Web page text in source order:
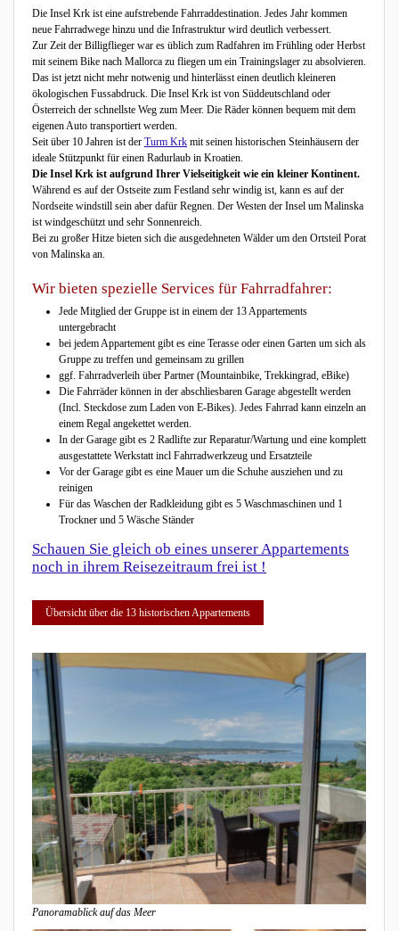
Die Insel Krk ist eine aufstrebende Fahrraddestination. Jedes Jahr kommen
neue Fahrradwege hinzu und die Infrastruktur wird deutlich verbessert.
Zur Zeit der Billigflieger war es üblich zum Radfahren im Frühling oder Herbst
mit seinem Bike nach Mallorca zu fliegen um ein Trainingslager zu absolvieren.
Das ist jetzt nicht mehr notwenig und hinterlässt einen deutlich kleineren
ökologischen Fussabdruck. Die Insel Krk ist von Süddeutschland oder
Österreich der schnellste Weg zum Meer. Die Räder können bequem mit dem
eigenen Auto transportiert werden.
Seit über 10 Jahren ist der Turm Krk mit seinen historischen Steinhäusern der
ideale Stützpunkt für einen Radurlaub in Kroatien.
Die Insel Krk ist aufgrund Ihrer Vielseitigkeit wie ein kleiner Kontinent.
Während es auf der Ostseite zum Festland sehr windig ist, kann es auf der
Nordseite windstill sein aber dafür Regnen. Der Westen der Insel um Malinska
ist windgeschützt und sehr Sonnenreich.
Bei zu großer Hitze bieten sich die ausgedehneten Wälder um den Ortsteil Porat
von Malinska an.
Wir bieten spezielle Services für Fahrradfahrer:
Jede Mitglied der Gruppe ist in einem der 13 Appartements
untergebracht
bei jedem Appartement gibt es eine Terasse oder einen Garten um sich als
Gruppe zu treffen und gemeinsam zu grillen
ggf. Fahrradverleih über Partner (Mountainbike, Trekkingrad, eBike)
Die Fahrräder können in der abschliesbaren Garage abgestellt werden
(Incl. Steckdose zum Laden von E-Bikes). Jedes Fahrrad kann einzeln an
einem Regal angekettet werden.
In der Garage gibt es 2 Radlifte zur Reparatur/Wartung und eine komplett
ausgestattete Werkstatt incl Fahrradwerkzeug und Ersatzteile
Vor der Garage gibt es eine Mauer um die Schuhe ausziehen und zu
reinigen
Für das Waschen der Radkleidung gibt es 5 Waschmaschinen und 1
Trockner und 5 Wäsche Ständer
Schauen Sie gleich ob eines unserer Appartements
noch in ihrem Reisezeitraum frei ist !
Übersicht über die 13 historischen Appartements
Panoramablick auf das Meer